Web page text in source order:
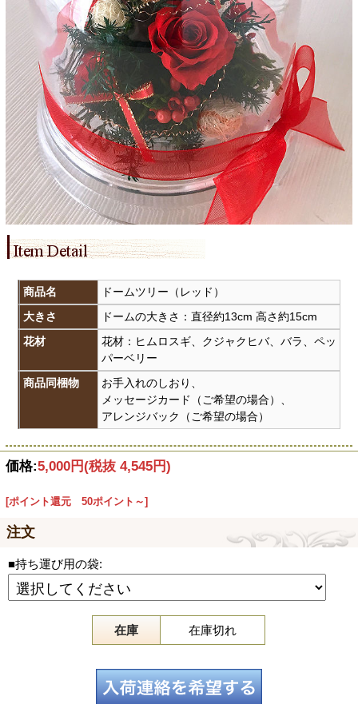
商品名
ドームツリー（レッド）
大きさ
ドームの大きさ：直径約13cm 高さ約15cm
花材
花材：ヒムロスギ、クジャクヒバ、バラ、ペッ
パーベリー
商品同梱物
お手入れのしおり、
メッセージカード（ご希望の場合）、
アレンジバック（ご希望の場合）
価格:5,000円(税抜 4,545円)
[ポイント還元 50ポイント～]
注文
■持ち運び用の袋:
在庫 在庫切れ